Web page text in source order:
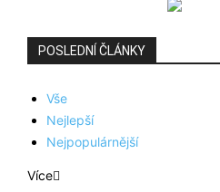
POSLEDNÍ ČLÁNKY
Vše
Nejlepší
Nejpopulárnější
Více